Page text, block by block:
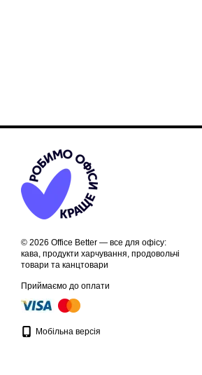
© 2026 Office Better — все для офісу:
кава, продукти харчування, продовольчі
товари та канцтовари
Приймаємо до оплати
Мобільна версія